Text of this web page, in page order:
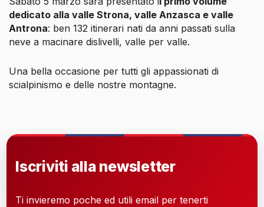
dedicato alla valle Strona, valle Anzasca e valle
Antrona: ben 132 itinerari nati da anni passati sulla
neve a macinare dislivelli, valle per valle.
Una bella occasione per tutti gli appassionati di
scialpinismo e delle nostre montagne.
Iscriviti alla newsletter
Ti invieremo poche ed utili email per tenerti